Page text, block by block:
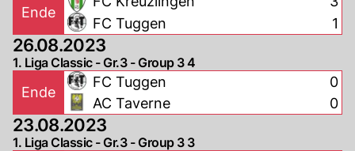
Ende
FC Tuggen
1
26.08.2023
1. Liga Classic - Gr.3 - Group 3 4
Ende
FC Tuggen
AC Taverne
0
0
23.08.2023
1. Liga Classic - Gr.3 - Group 3 3